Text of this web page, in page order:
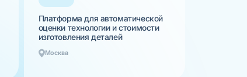
Платформа для автоматической
оценки технологии и стоимости
изготовления деталей
Москва